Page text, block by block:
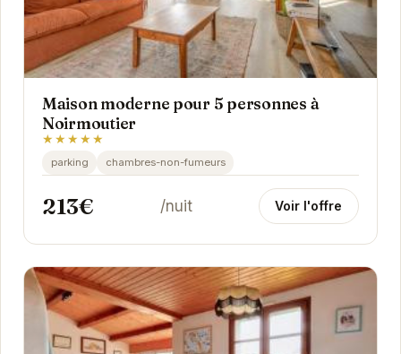
Maison moderne pour 5 personnes à
Noirmoutier
★★★★★
parking chambres-non-fumeurs
213€ /nuit Voir l'offre